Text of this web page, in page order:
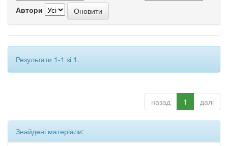
Автори
Результати 1-1 зі 1.
назад 1 далі
Знайдені матеріали: